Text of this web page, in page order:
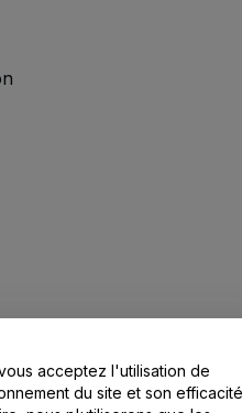
contacter
acceptez l'utilisation de
du site et son efficacité